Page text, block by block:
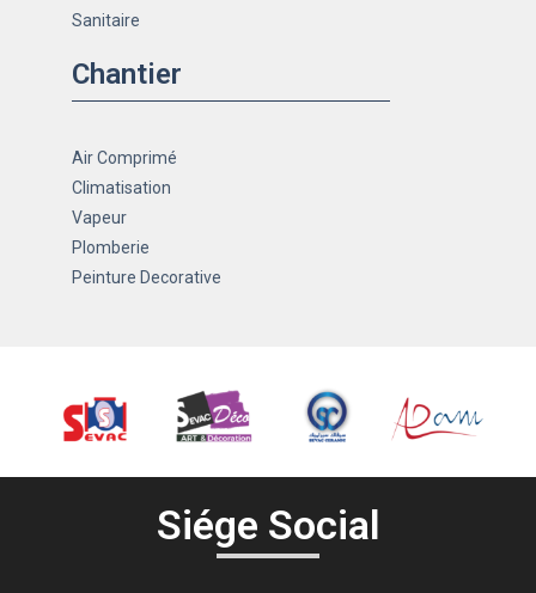
Sanitaire
Chantier
Air Comprimé
Climatisation
Vapeur
Plomberie
Peinture Decorative
Siége Social